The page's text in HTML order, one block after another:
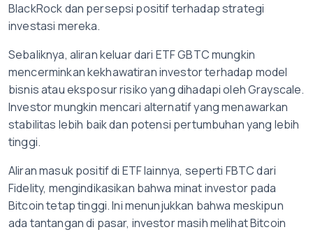
BlackRock dan persepsi positif terhadap strategi
investasi mereka.
Sebaliknya, aliran keluar dari ETF GBTC mungkin
mencerminkan kekhawatiran investor terhadap model
bisnis atau eksposur risiko yang dihadapi oleh Grayscale.
Investor mungkin mencari alternatif yang menawarkan
stabilitas lebih baik dan potensi pertumbuhan yang lebih
tinggi.
Aliran masuk positif di ETF lainnya, seperti FBTC dari
Fidelity, mengindikasikan bahwa minat investor pada
Bitcoin tetap tinggi. Ini menunjukkan bahwa meskipun
ada tantangan di pasar, investor masih melihat Bitcoin